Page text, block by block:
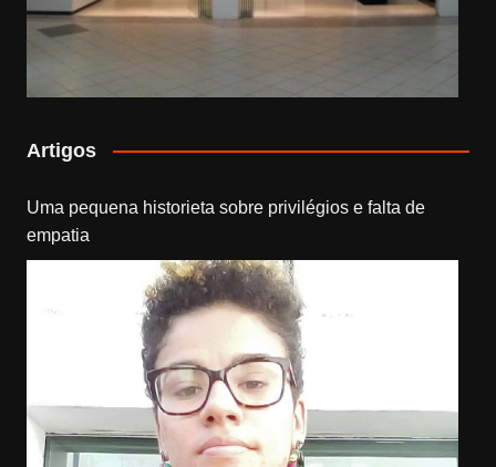
Artigos
Uma pequena historieta sobre privilégios e falta de
empatia